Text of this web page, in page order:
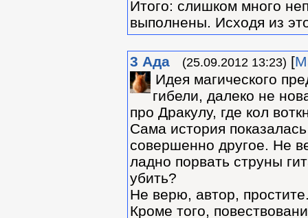
Итого: слишком много
выполнены. Исходя из
3 Ада (25.09.2012 13:23) [
Идея магического
гибели, далеко не
про Дракулу, где кол
Сама история
совершенно другое. Не
ладно порвать струны
убить?
Не верю, автор,
Кроме того,